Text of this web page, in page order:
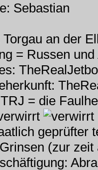
Sebastian
an der
= Russen und
= die
geprüfter
(zur zeit